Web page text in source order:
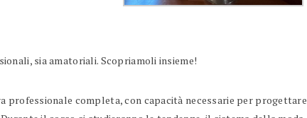
sia amatoriali. Scopriamoli insieme!
professionale completa, con capacità necessarie per progettare